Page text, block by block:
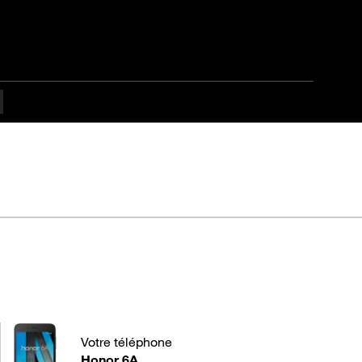
Votre téléphone